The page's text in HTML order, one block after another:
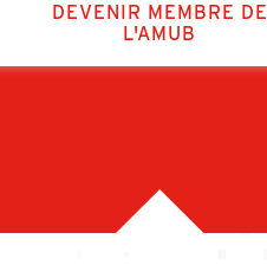
DEVENIR MEMBRE DE
L'AMUB